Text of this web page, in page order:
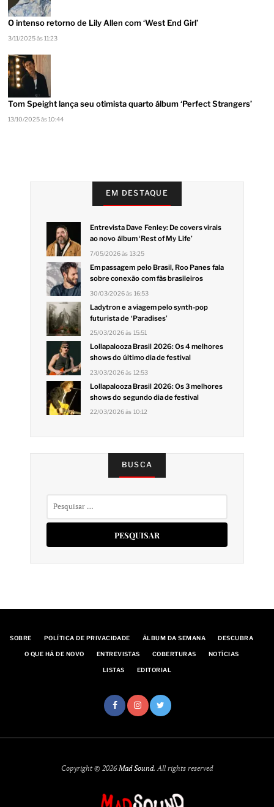
O intenso retorno de Lily Allen com ‘West End Girl’
3/11/2025 às 11:23
Tom Speight lança seu otimista quarto álbum ‘Perfect Strangers’
13/10/2025 às 10:44
EM DESTAQUE
Entrevista Dave Fenley: De covers virais
ao novo álbum ‘Rest of My Life’
7/05/2026 às 13:25
Em passagem pelo Brasil, Roo Panes fala
sobre conexão com fãs brasileiros
30/03/2026 às 16:53
Ladytron e a viagem pelo synth-pop
futurista de ‘Paradises’
25/03/2026 às 15:51
Lollapalooza Brasil 2026: Os 4 melhores
shows do último dia de festival
23/03/2026 às 12:53
Lollapalooza Brasil 2026: Os 3 melhores
shows do segundo dia de festival
22/03/2026 às 10:12
BUSCA
SOBRE POLÍTICA DE PRIVACIDADE ÁLBUM DA SEMANA DESCUBRA
O QUE HÁ DE NOVO ENTREVISTAS COBERTURAS NOTÍCIAS
LISTAS EDITORIAL
Copyright © 2026Mad Sound. All rights reserved